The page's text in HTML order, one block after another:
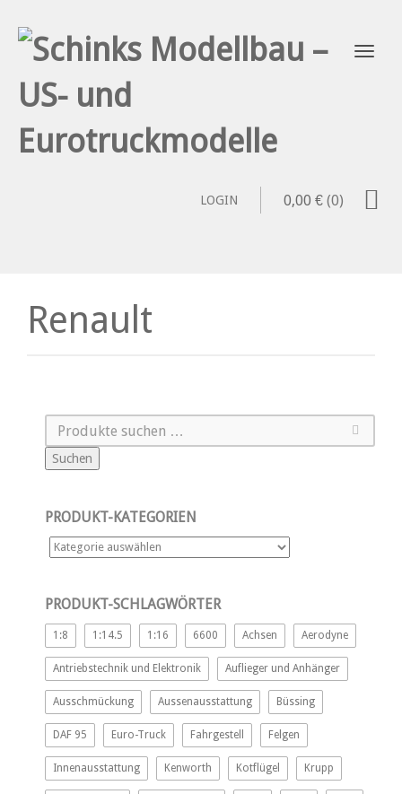
0,00 € (0)
LOGIN
Renault
Suchen
PRODUKT-KATEGORIEN
PRODUKT-SCHLAGWÖRTER
1:8 1:14.5 1:16 6600 Achsen Aerodyne
Antriebstechnik und Elektronik Auflieger und Anhänger
Ausschmückung Aussenausstattung Büssing
DAF 95 Euro-Truck Fahrgestell Felgen
Innenausstattung Kenworth Kotflügel Krupp